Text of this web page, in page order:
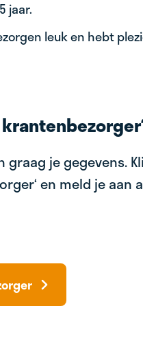
jaar.
leuk en hebt
graag je gegevens.
en meld je aan